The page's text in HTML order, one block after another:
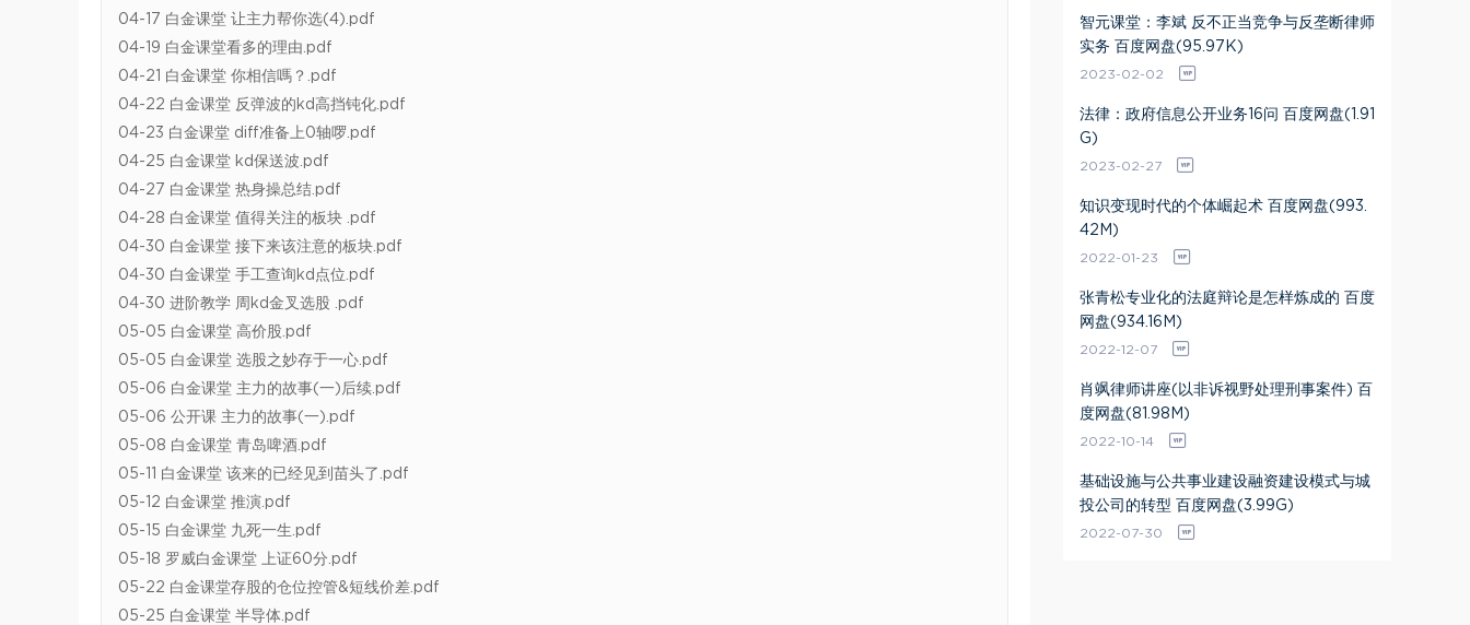
04-17 白金课堂 让主力帮你选(4).pdf
04-19 白金课堂看多的理由.pdf
04-21 白金课堂 你相信嗎？.pdf
04-22 白金课堂 反弹波的kd高挡钝化.pdf
04-23 白金课堂 diff准备上0轴啰.pdf
04-25 白金课堂 kd保送波.pdf
04-27 白金课堂 热身操总结.pdf
04-28 白金课堂 值得关注的板块 .pdf
04-30 白金课堂 接下来该注意的板块.pdf
04-30 白金课堂 手工查询kd点位.pdf
04-30 进阶教学 周kd金叉选股 .pdf
05-05 白金课堂 高价股.pdf
05-05 白金课堂 选股之妙存于一心.pdf
05-06 白金课堂 主力的故事(一)后续.pdf
05-06 公开课 主力的故事(一).pdf
05-08 白金课堂 青岛啤酒.pdf
05-11 白金课堂 该来的已经见到苗头了.pdf
05-12 白金课堂 推演.pdf
05-15 白金课堂 九死一生.pdf
05-18 罗威白金课堂 上证60分.pdf
05-22 白金课堂存股的仓位控管&短线价差.pdf
05-25 白金课堂 半导体.pdf
智元课堂：李斌 反不正当竞争与反垄断律师
实务 百度网盘(95.97K)
2023-02-02
法律：政府信息公开业务16问 百度网盘(1.91
G)
2023-02-27
知识变现时代的个体崛起术 百度网盘(993.
42M)
2022-01-23
张青松专业化的法庭辩论是怎样炼成的 百度
网盘(934.16M)
2022-12-07
肖飒律师讲座(以非诉视野处理刑事案件) 百
度网盘(81.98M)
2022-10-14
基础设施与公共事业建设融资建设模式与城
投公司的转型 百度网盘(3.99G)
2022-07-30